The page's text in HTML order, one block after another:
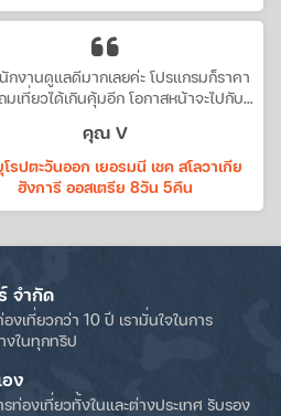
งานดูแลดีมากเลยค่ะ โปรแกรมก็ราคา
มเที่ยวได้เกินคุ้มอีก โอกาสหน้าจะไปกับ
คุณ V
รปตะวันออก เยอรมนี เชค สโลวาเกีย
ฮังการี ออสเตรีย 8วัน 5คืน
จำกัด
เที่ยวกว่า 10 ปี เรามั่นใจในการ
งในทุกทริป
ง
ท่องเที่ยวทั้งในและต่างประเทศ รับรอง